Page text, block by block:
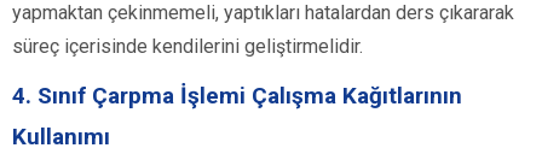
yapmaktan çekinmemeli, yaptıkları hatalardan ders çıkararak
süreç içerisinde kendilerini geliştirmelidir.
4. Sınıf Çarpma İşlemi Çalışma Kağıtlarının
Kullanımı